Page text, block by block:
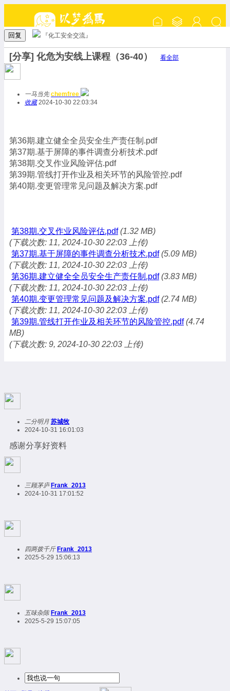
回复 『化工安全交流』
[分享] 化危为安线上课程（36-40） 看全部
一马当先 chemfree
收藏2024-10-30 22:03:34
第36期.建立健全全员安全生产责任制.pdf
第37期.基于屏障的事件调查分析技术.pdf
第38期.交叉作业风险评估.pdf
第39期.管线打开作业及相关环节的风险管控.pdf
第40期.变更管理常见问题及解决方案.pdf
第38期.交叉作业风险评估.pdf (1.32 MB)
(下载次数: 11, 2024-10-30 22:03 上传)
第37期.基于屏障的事件调查分析技术.pdf (5.09 MB)
(下载次数: 11, 2024-10-30 22:03 上传)
第36期.建立健全全员安全生产责任制.pdf (3.83 MB)
(下载次数: 11, 2024-10-30 22:03 上传)
第40期.变更管理常见问题及解决方案.pdf (2.74 MB)
(下载次数: 11, 2024-10-30 22:03 上传)
第39期.管线打开作业及相关环节的风险管控.pdf (4.74
MB)
(下载次数: 9, 2024-10-30 22:03 上传)
二分明月 苏城牧
2024-10-31 16:01:03
感谢分享好资料
三顾茅庐 Frank_2013
2024-10-31 17:01:52
四两拨千斤 Frank_2013
2025-5-29 15:06:13
五味杂陈 Frank_2013
2025-5-29 15:07:05